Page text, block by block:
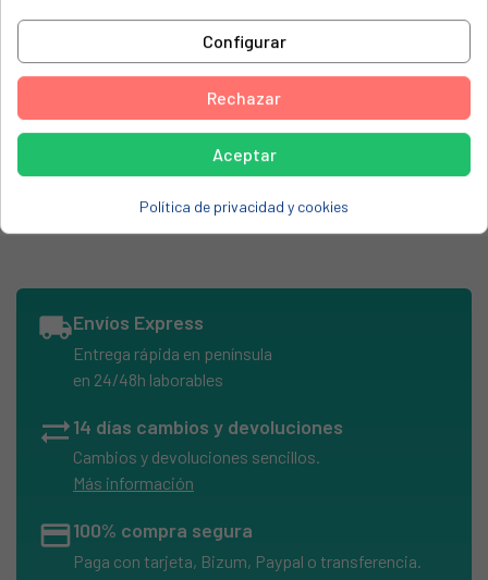
JUNKERS, W135KV1B31S2805
JUNKERS, W135KV1B31S2806
JUNKERS, W135KV1B31S2895
JUNKERS, W135V1B31S2806
JUNKERS, WR11-2B23S2895
JUNKERS, WRD11-2
JUNKERS, WRD11-2KME23 S2805
JUNKERS, W-WR125-275 SERIES
JUNKERS, WR275-5KD1B23S0497
JUNKERS, WR11G23S2805
JUNKERS, WR11G23S2895
JUNKERS, WRN11-1KIN7S2895
local_shippingEnvíos Express
Entrega rápida en península
en 24/48h laborables
sync_alt14 días cambios y devoluciones
Cambios y devoluciones sencillos.
Más información
credit_card100% compra segura
Paga con tarjeta, Bizum, Paypal o transferencia.
Configurar
Rechazar
Aceptar
Política de privacidad y cookies